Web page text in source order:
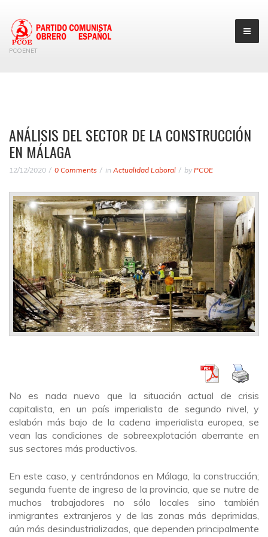
PCOENET
ANÁLISIS DEL SECTOR DE LA CONSTRUCCIÓN
EN MÁLAGA
12/12/2020 0 Comments in Actualidad Laboral by PCOE
No es nada nuevo que la situación actual de crisis
capitalista, en un país imperialista de segundo nivel, y
eslabón más bajo de la cadena imperialista europea, se
vean las condiciones de sobreexplotación aberrante en
sus sectores más productivos.
En este caso, y centrándonos en Málaga, la construcción;
segunda fuente de ingreso de la provincia, que se nutre de
muchos trabajadores no sólo locales sino también
inmigrantes extranjeros y de las zonas más deprimidas,
aún más desindustrializadas, que dependen principalmente